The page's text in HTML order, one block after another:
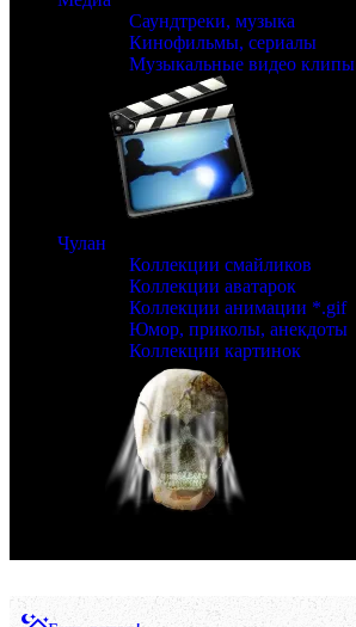
Саундтреки, музыка
Кинофильмы, сериалы
Музыкальные видео клипы
Чулан
Коллекции смайликов
Коллекции аватарок
Коллекции анимации *.gif
Юмор, приколы, анекдоты
Коллекции картинок